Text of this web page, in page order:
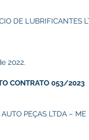
DE LUBRIFICANTES
2022.
CONTRATO 053/2023
PEÇAS LTDA – ME